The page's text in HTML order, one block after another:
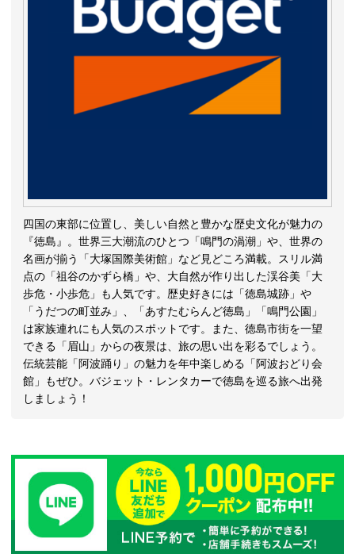
四国の東部に位置し、美しい自然と豊かな歴史文化が魅力の
『徳島』。世界三大潮流のひとつ「鳴門の渦潮」や、世界の
名画が揃う「大塚国際美術館」など見どころ満載。スリル満
点の「祖谷のかずら橋」や、大自然が作り出した渓谷美「大
歩危・小歩危」も人気です。歴史好きには「徳島城跡」や
「うだつの町並み」、「あすたむらんど徳島」「鳴門公園」
は家族連れにも人気のスポットです。また、徳島市街を一望
できる「眉山」からの夜景は、旅の思い出を彩るでしょう。
伝統芸能「阿波踊り」の魅力を年中楽しめる「阿波おどり会
館」もぜひ。バジェット・レンタカーで徳島を巡る旅へ出発
しましょう！